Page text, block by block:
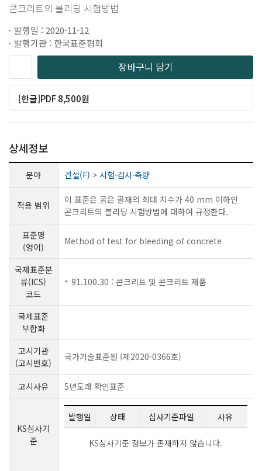
콘크리트의 블리딩 시험방법
발행일 : 2020-11-12
발행기관 : 한국표준협회
장바구니 담기
[한글]PDF 8,500원
상세정보
분야 건설(F) > 시험·검사·측량
적용 범위
이 표준은 굵은 골재의 최대 치수가 40 mm 이하인
콘크리트의 블리딩 시험방법에 대하여 규정한다.
표준명
(영어)
Method of test for bleeding of concrete
국제표준분
류(ICS)
코드
91.100.30 : 콘크리트 및 콘크리트 제품
국제표준
부합화
고시기관
(고시번호)
국가기술표준원 (제2020-0366호)
고시사유 5년도래 확인표준
KS심사기
준
발행일 상태 심사기준파일 사유
KS심사기준 정보가 존재하지 않습니다.